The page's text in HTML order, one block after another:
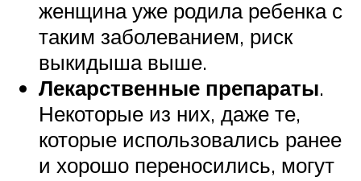
женщина уже родила ребенка с
таким заболеванием, риск
выкидыша выше.
Лекарственные препараты.
Некоторые из них, даже те,
которые использовались ранее
и хорошо переносились, могут